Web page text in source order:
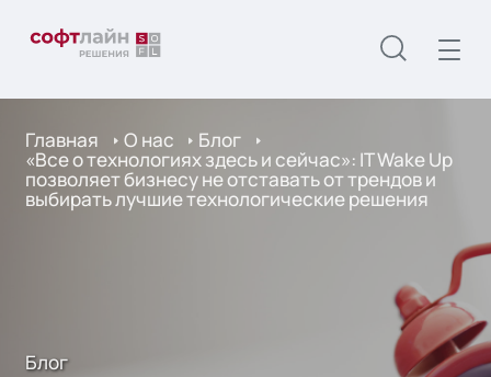
Главная О нас Блог
«Все о технологиях здесь и сейчас»: IT Wake Up
позволяет бизнесу не отставать от трендов и
выбирать лучшие технологические решения
Блог